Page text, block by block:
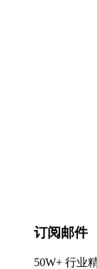
订阅邮件
50W+ 行业